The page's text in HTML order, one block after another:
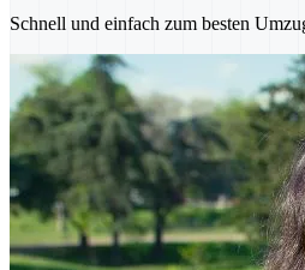
Schnell und einfach zum besten